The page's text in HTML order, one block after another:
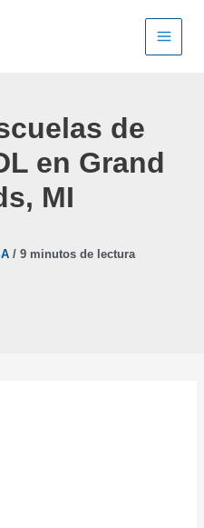
de
en Grand
MI
/ 9 minutos de lectura